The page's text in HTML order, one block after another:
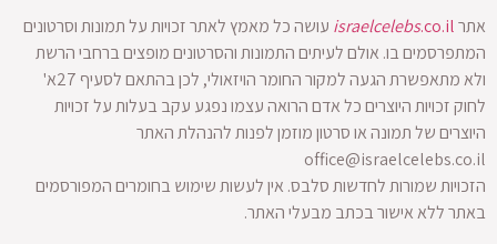
אתר israelcelebs.co.il
עושה כל מאמץ לאתר זכויות על תמונות וסרטונים
המתפרסמים בו. אולם לעיתים התמונות והסרטונים מופצים ברחבי הרשת
ולא מתאפשרת הגעה למקור החומר הויזאולי, לכן בהתאם לסעיף 27א'
לחוק זכויות היוצרים כל אדם הרואה עצמו נפגע עקב בעלות על זכויות
היוצרים של תמונה או סרטון מוזמן לפנות להנהלת האתר
office@israelcelebs.co.il
הזכויות שמורות לחדשות סלבס. אין לעשות שימוש בחומרים המפורסמים
באתר ללא אישור בכתב מבעלי האתר.